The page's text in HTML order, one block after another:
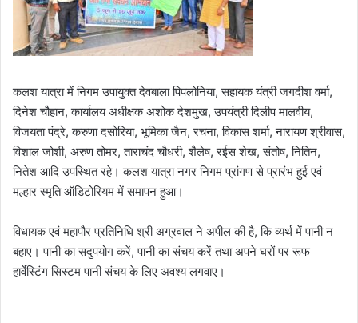
कलश यात्रा में निगम उपायुक्त देवबाला पिपलोनिया, सहायक यंत्री जगदीश वर्मा,
दिनेश चौहान, कार्यालय अधीक्षक अशोक देशमुख, उपयंत्री दिलीप मालवीय,
विजयता पंद्रे, करुणा दसोरिया, भूमिका जैन, रचना, विकास शर्मा, नारायण श्रीवास,
विशाल जोशी, अरुण तोमर, ताराचंद चौधरी, शैलेष, रईस शेख, संतोष, नितिन,
नितेश आदि उपस्थित रहे। कलश यात्रा नगर निगम प्रांगण से प्रारंभ हुई एवं
मल्हार स्मृति ऑडिटोरियम में समापन हुआ।
विधायक एवं महापौर प्रतिनिधि श्री अग्रवाल ने अपील की है, कि व्यर्थ में पानी न
बहाए। पानी का सदुपयोग करें, पानी का संचय करें तथा अपने घरों पर रूफ
हार्वेस्टिंग सिस्टम पानी संचय के लिए अवश्य लगवाए।